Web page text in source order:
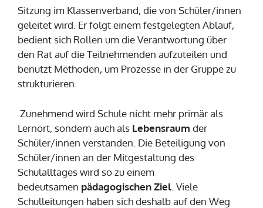
Sitzung im Klassenverband, die von Schüler/innen
geleitet wird. Er folgt einem festgelegten Ablauf,
bedient sich Rollen um die Verantwortung über
den Rat auf die Teilnehmenden aufzuteilen und
benutzt Methoden, um Prozesse in der Gruppe zu
strukturieren.
Zunehmend wird Schule nicht mehr primär als
Lernort, sondern auch als Lebensraum der
Schüler/innen verstanden. Die Beteiligung von
Schüler/innen an der Mitgestaltung des
Schulalltages wird so zu einem
bedeutsamen pädagogischen Ziel . Viele
Schulleitungen haben sich deshalb auf den Weg